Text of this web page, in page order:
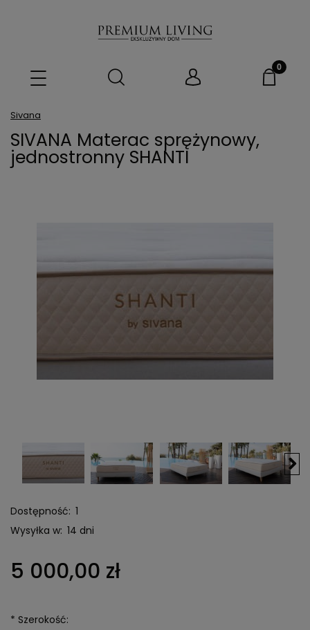
Sivana
SIVANA Materac sprężynowy,
jednostronny SHANTI
Dostępność: 1
Wysyłka w: 14 dni
5 000,00 zł
* Szerokość: